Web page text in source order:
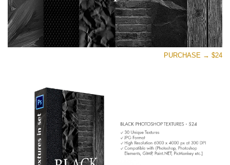
(1783 Overlays)
Large 6000*4000px
تنزيل مجاني PURCHASE → $24